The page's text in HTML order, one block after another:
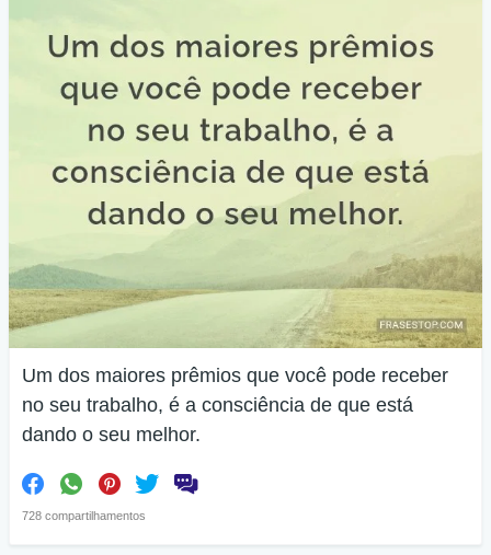
Um dos maiores prêmios que você pode receber
no seu trabalho, é a consciência de que está
dando o seu melhor.
728 compartilhamentos